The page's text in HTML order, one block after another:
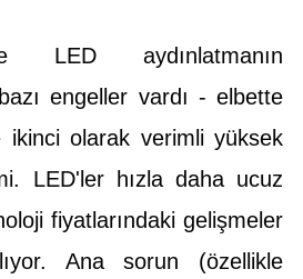
LED aydınlatmanın
engeller vardı - elbette
olarak verimli yüksek
LED'ler hızla daha ucuz
fiyatlarındaki gelişmeler
Ana sorun (özellikle